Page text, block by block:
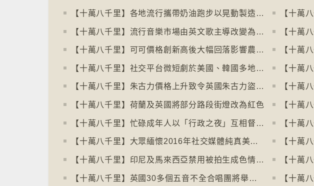
【十萬八千里】各地流行攜帶奶油跑步以晃動製造新鮮牛油 【十萬
【十萬八千里】流行音樂市場由英文歌主導改變為多國語言歌曲
【十萬八千里】可可價格創新高後大幅回落影響農民生計 【十萬
【十萬八千里】社交平台微短劇於美國、韓國多地掀熱潮
【十萬八千里】朱古力價格上升致令英國朱古力盜竊案高升
【十萬八千里】荷蘭及英國將部分路段街燈改為紅色
【十萬八千里】忙碌成年人以「行政之夜」互相督促完成擱置私務
【十萬八千里】大眾緬懷2016年社交媒體純真美好體驗
【十萬八千里】印尼及馬來西亞禁用被拍生成色情影像的人工智能平台Grok
【十萬八千里】英國30多個五音不全合唱團將舉行十周年誌慶 【十萬